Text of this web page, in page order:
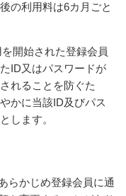
の利用料は6カ月ごと
開始された登録会員
ID又はパスワードが
れることを防ぐた
かに当該ID及びパス
します。
らかじめ登録会員に通